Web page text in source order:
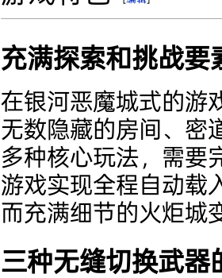
充满探索和挑战要
在银河恶魔城式的游
无数隐藏的房间、密
多种核心玩法，需要
游戏实现全程自动载
而充满细节的火炬城
三种无缝切换武器